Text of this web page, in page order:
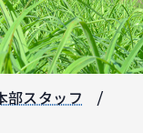
部スタッフ